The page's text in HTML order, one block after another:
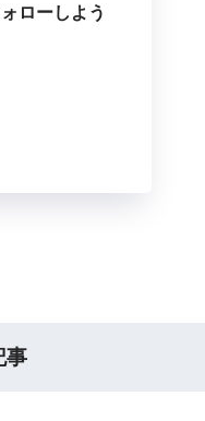
ローしよう
事